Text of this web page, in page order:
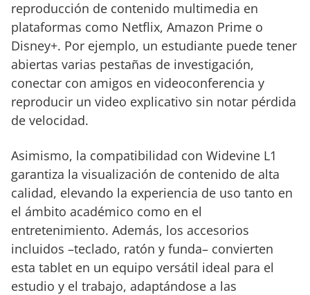
reproducción de contenido multimedia en
plataformas como Netflix, Amazon Prime o
Disney+. Por ejemplo, un estudiante puede tener
abiertas varias pestañas de investigación,
conectar con amigos en videoconferencia y
reproducir un video explicativo sin notar pérdida
de velocidad.
Asimismo, la compatibilidad con Widevine L1
garantiza la visualización de contenido de alta
calidad, elevando la experiencia de uso tanto en
el ámbito académico como en el
entretenimiento. Además, los accesorios
incluidos –teclado, ratón y funda– convierten
esta tablet en un equipo versátil ideal para el
estudio y el trabajo, adaptándose a las